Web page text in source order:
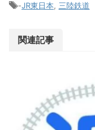
-JR東日本, 三陸鉄道
関連記事